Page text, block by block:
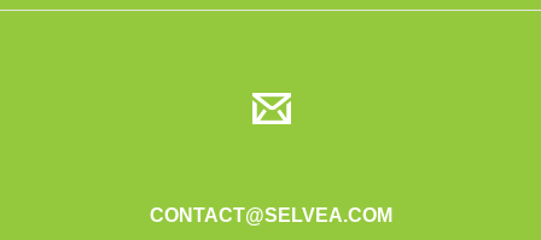
CONTACT@SELVEA.COM